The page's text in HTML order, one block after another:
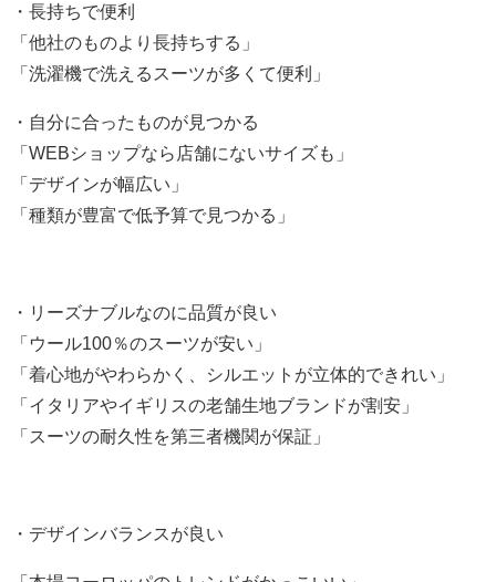
・長持ちで便利
「他社のものより長持ちする」
「洗濯機で洗えるスーツが多くて便利」
・自分に合ったものが見つかる
「WEBショップなら店舗にないサイズも」
「デザインが幅広い」
「種類が豊富で低予算で見つかる」
・リーズナブルなのに品質が良い
「ウール100％のスーツが安い」
「着心地がやわらかく、シルエットが立体的できれい」
「イタリアやイギリスの老舗生地ブランドが割安」
「スーツの耐久性を第三者機関が保証」
・デザインバランスが良い